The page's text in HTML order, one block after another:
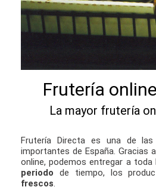
Frutería
La mayor frutería
Frutería Directa es una de
importantes de España. Gracias
online, podemos entregar a toda
periodo de tiempo, los
frescos.